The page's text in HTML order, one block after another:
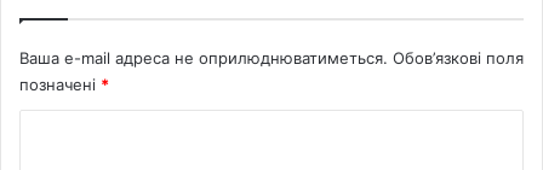
о
С
у
Ваша e-mail адреса не оприлюднюватиметься. Обов’язкові поля
позначені *